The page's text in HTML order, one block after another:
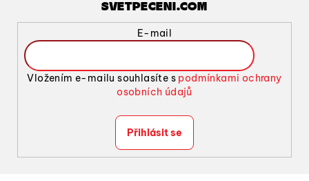
SVETPECENI.COM
E-mail
Vložením e-mailu souhlasíte s podmínkami ochrany
osobních údajů
Přihlásit se